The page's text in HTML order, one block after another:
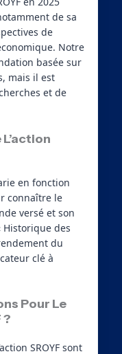
de sa
de
Notre
basée sur
mais il est
et de
en fonction
connaître le
versé et son
des
du
clé à
Pour Le
?
SROYF sont